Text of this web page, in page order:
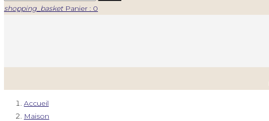
shopping_basket Panier : 0
Accueil
Maison